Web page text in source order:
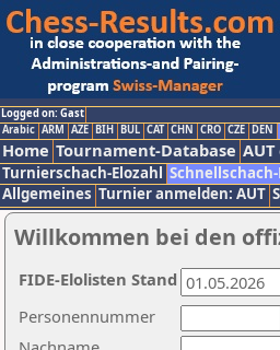
Logged on: Gast
Arabic ARM AZE BIH BUL CAT CHN CRO CZE DEN
Home Tournament-Database
Turnierschach-Elozahl
Allgemeines Turnier anmelden: AUT
Willkommen bei den
Personennummer
FIDE-Elolisten Stand